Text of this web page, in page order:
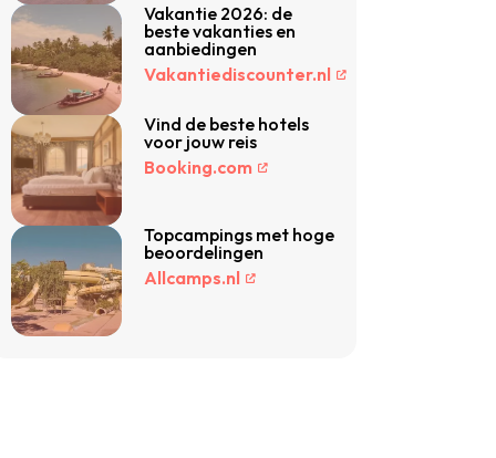
Vakantie 2026: de
beste vakanties en
aanbiedingen
Vakantiediscounter.nl
Vind de beste hotels
voor jouw reis
Booking.com
Topcampings met hoge
beoordelingen
Allcamps.nl